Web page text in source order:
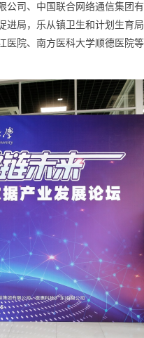
司、中国联合网络通信集团
局，乐从镇卫生和计划生育
院、南方医科大学顺德医院